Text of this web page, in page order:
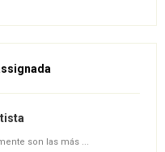
son las más ...